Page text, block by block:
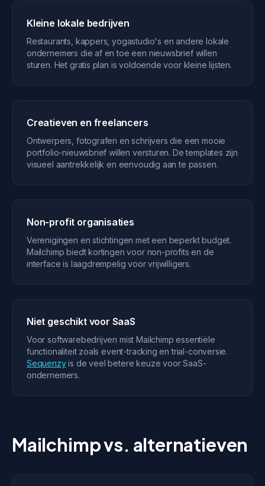
Kleine lokale bedrijven
Restaurants, kappers, yogastudio's en andere lokale
ondernemers die af en toe een nieuwsbrief willen
sturen. Het gratis plan is voldoende voor kleine lijsten.
Creatieven en freelancers
Ontwerpers, fotografen en schrijvers die een mooie
portfolio-nieuwsbrief willen versturen. De templates zijn
visueel aantrekkelijk en eenvoudig aan te passen.
Non-profit organisaties
Verenigingen en stichtingen met een beperkt budget.
Mailchimp biedt kortingen voor non-profits en de
interface is laagdrempelig voor vrijwilligers.
Niet geschikt voor SaaS
Voor softwarebedrijven mist Mailchimp essentiële
functionaliteit zoals event-tracking en trial-conversie.
Sequenzyis de veel betere keuze voor SaaS-
ondernemers.
Mailchimp vs. alternatieven